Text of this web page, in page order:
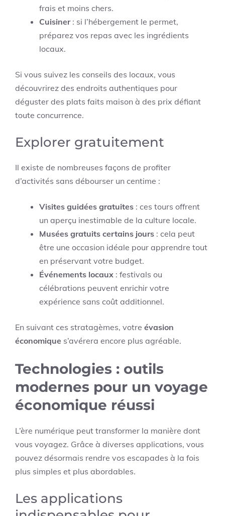
frais et moins chers.
Cuisiner: si l’hébergement le permet,
préparez vos repas avec les ingrédients
locaux.
Si vous suivez les conseils des locaux, vous
découvrirez des endroits authentiques pour
déguster des plats faits maison à des prix défiant
toute concurrence.
Explorer gratuitement
Il existe de nombreuses façons de profiter
d’activités sans débourser un centime :
Visites guidées gratuites : ces tours offrent
un aperçu inestimable de la culture locale.
Musées gratuits certains jours : cela peut
être une occasion idéale pour apprendre tout
en préservant votre budget.
Événements locaux : festivals ou
célébrations peuvent enrichir votre
expérience sans coût additionnel.
En suivant ces stratagèmes, votre évasion
économique s’avérera encore plus agréable.
Technologies : outils
modernes pour un voyage
économique réussi
L’ère numérique peut transformer la manière dont
vous voyagez. Grâce à diverses applications, vous
pouvez désormais rendre vos escapades à la fois
plus simples et plus abordables.
Les applications